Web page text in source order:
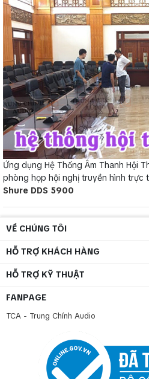
Ứng dụng Hệ Thống Âm Thanh Hội
phòng họp hội nghị truyền hình trực
Shure DDS 5900
VỀ CHÚNG TÔI
HỖ TRỢ KHÁCH HÀNG
HỖ TRỢ KỸ THUẬT
FANPAGE
TCA - Trung Chính Audio